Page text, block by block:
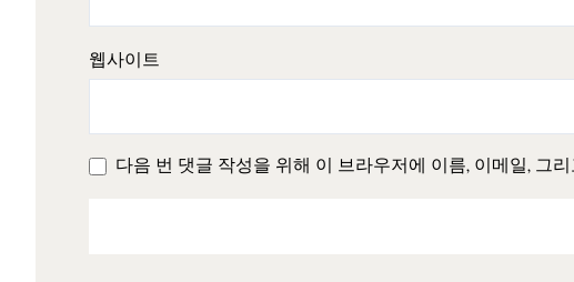
웹사이트
다음 번 댓글 작성을 위해 이 브라우저에 이름, 이메일, 그